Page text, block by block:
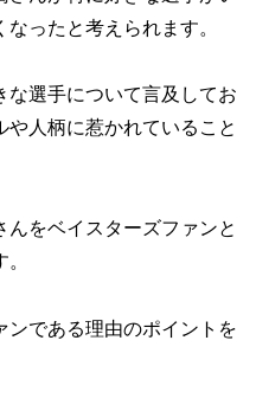
ったと考えられます。
な選手について言及してお
や人柄に惹かれていること
んをベイスターズファンと
ンである理由のポイントを